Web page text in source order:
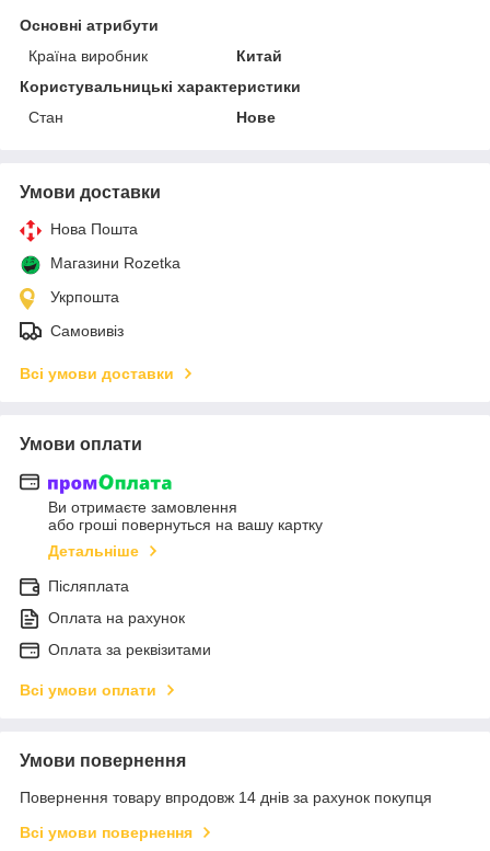
Основні атрибути
Країна виробник
Китай
Користувальницькі характеристики
Стан
Нове
Умови доставки
Нова Пошта
Магазини Rozetka
Укрпошта
Самовивіз
Всі умови доставки
Умови оплати
Ви отримаєте замовлення
або гроші повернуться на вашу картку
Детальніше
Післяплата
Оплата на рахунок
Оплата за реквізитами
Всі умови оплати
Умови повернення
Повернення товару впродовж 14 днів за рахунок покупця
Всі умови повернення